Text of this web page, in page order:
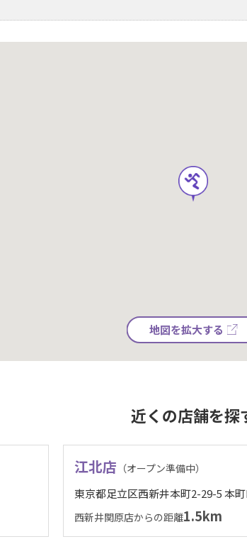
地図を拡大する
近くの店舗を探
江北店 （オープン準備中）
東京都足立区西新井本町2-29-5 本
西新井関原店からの距離1.5km